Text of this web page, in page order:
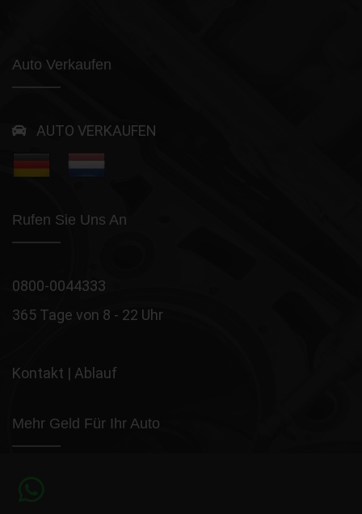
Auto Verkaufen
AUTO VERKAUFEN
Rufen Sie Uns An
0800-0044333
365 Tage von 8 - 22 Uhr
Kontakt | Ablauf
Mehr Geld Für Ihr Auto